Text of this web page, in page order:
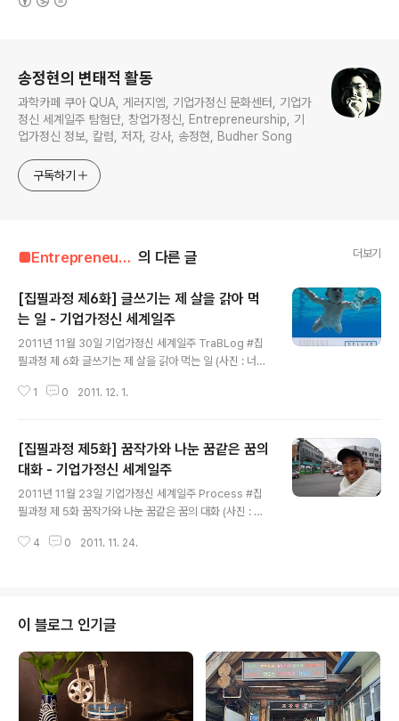
송정현의 변태적 활동
과학카페 쿠아 QUA, 게러지엠, 기업가정신 문화센터, 기업가
정신 세계일주 탐험단, 창업가정신, Entrepreneurship, 기
업가정신 정보, 칼럼, 저자, 강사, 송정현, Budher Song
구독하기
■Entrepreneur■■■/Entrepreneur's Way 의 다른 글 더보기
[집필과정 제6화] 글쓰기는 제 살을 갉아 먹
는 일 - 기업가정신 세계일주
2011년 11월 30일 기업가정신 세계일주 TraBLog #집
필과정 제 6화 글쓰기는 제 살을 갉아 먹는 일 (사진 : 너바
을 갉아 종이에 덕지덕지 붙이는 것일지도 모른다는 생각
들은, 아마 우주에서 왔을지도 모른다. 글쟁이들이 참으로
존경스러운, 비 내리는 새벽이다. (Add Budher to your
Linked-in / Facebook) 기업가정신 세계일주 [World
Entrepreneurship Travel] -Quest for Little Hero
- *Homepage : www.wet.or.kr *Twitter : @..
1 0 2011. 12. 1.
[집필과정 제5화] 꿈작가와 나눈 꿈같은 꿈의
대화 - 기업가정신 세계일주
2011년 11월 23일 기업가정신 세계일주 Process #집
필과정 제 5화 꿈작가와 나눈 꿈같은 꿈의 대화 (사진 : 드
12 글을 쓰기 위한 종신이 형님의 한마디 조언. "신선할 때
떻게든 표현이 되는 것. 절실하기가 힘든데, 그 작품 속에
꾹꾹 눌러, 구겨넣은 절실함은 누구나 알아본다.예전에 SN
A에서 나의 발표를 듣고 대학생도 한 눈에 그 가벼움을 알
아보지 않았는가? 그때 참 부끄러웠다. 짧은 시간이지만,
절실함을 담을 수 있는 것. 그것이 필요했던 것인데, 그것..
4 0 2011. 11. 24.
이 블로그 인기글